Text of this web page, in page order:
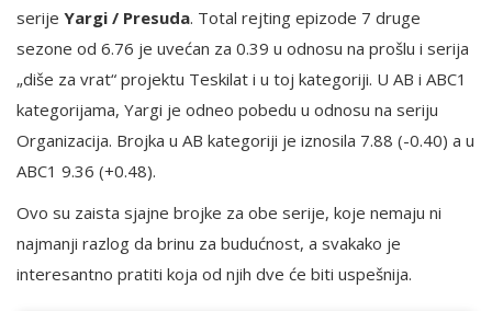
serije Yargi / Presuda. Total rejting epizode 7 druge
sezone od 6.76 je uvećan za 0.39 u odnosu na prošlu i serija
„diše za vrat“ projektu Teskilat i u toj kategoriji. U AB i ABC1
kategorijama, Yargi je odneo pobedu u odnosu na seriju
Organizacija. Brojka u AB kategoriji je iznosila 7.88 (-0.40) a u
ABC1 9.36 (+0.48).
Ovo su zaista sjajne brojke za obe serije, koje nemaju ni
najmanji razlog da brinu za budućnost, a svakako je
interesantno pratiti koja od njih dve će biti uspešnija.